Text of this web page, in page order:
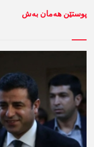
پوستێن ھەمان بەش